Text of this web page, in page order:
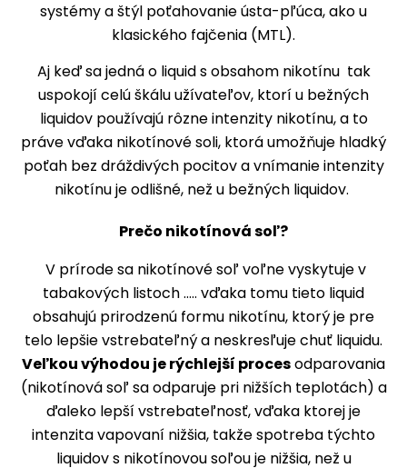
systémy a štýl poťahovanie ústa-pľúca, ako u
klasického fajčenia (MTL).
Aj keď sa jedná o liquid s obsahom nikotínu tak
uspokojí celú škálu užívateľov, ktorí u bežných
liquidov používajú rôzne intenzity nikotínu, a to
práve vďaka nikotínové soli, ktorá umožňuje hladký
poťah bez dráždivých pocitov a vnímanie intenzity
nikotínu je odlišné, než u bežných liquidov.
Prečo nikotínová soľ?
V prírode sa nikotínové soľ voľne vyskytuje v
tabakových listoch ..... vďaka tomu tieto liquid
obsahujú prirodzenú formu nikotínu, ktorý je pre
telo lepšie vstrebateľný a neskresľuje chuť liquidu.
Veľkou výhodou je rýchlejší procesodparovania
(nikotínová soľ sa odparuje pri nižších teplotách) a
ďaleko lepší vstrebateľnosť, vďaka ktorej je
intenzita vapovaní nižšia, takže spotreba týchto
liquidov s nikotínovou soľou je nižšia, než u